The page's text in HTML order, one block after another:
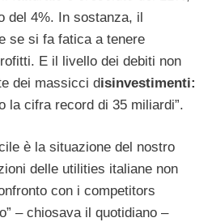
del 4%. In sostanza, il
se si fa fatica a tenere
E il livello dei debiti non
dei massicci disinvestimenti:
la cifra record di 35 miliardi”.
è la situazione del nostro
delle utilities italiane non
con i competitors
– chiosava il quotidiano –